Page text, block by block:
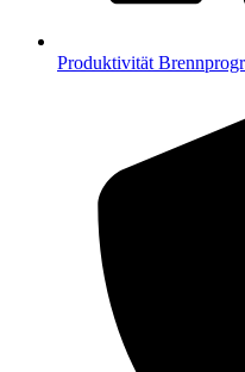
Produktivität